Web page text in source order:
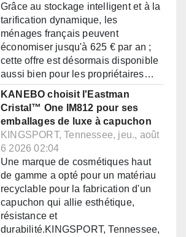
Grâce au stockage intelligent et à la
tarification dynamique, les
ménages français peuvent
économiser jusqu'à 625 € par an ;
cette offre est désormais disponible
aussi bien pour les propriétaires…
KANEBO choisit l'Eastman
Cristal™ One IM812 pour ses
emballages de luxe à capuchon
KINGSPORT, Tennessee, jeu., août
6 2026 02:04
Une marque de cosmétiques haut
de gamme a opté pour un matériau
recyclable pour la fabrication d'un
capuchon qui allie esthétique,
résistance et
durabilité.KINGSPORT, Tennessee,